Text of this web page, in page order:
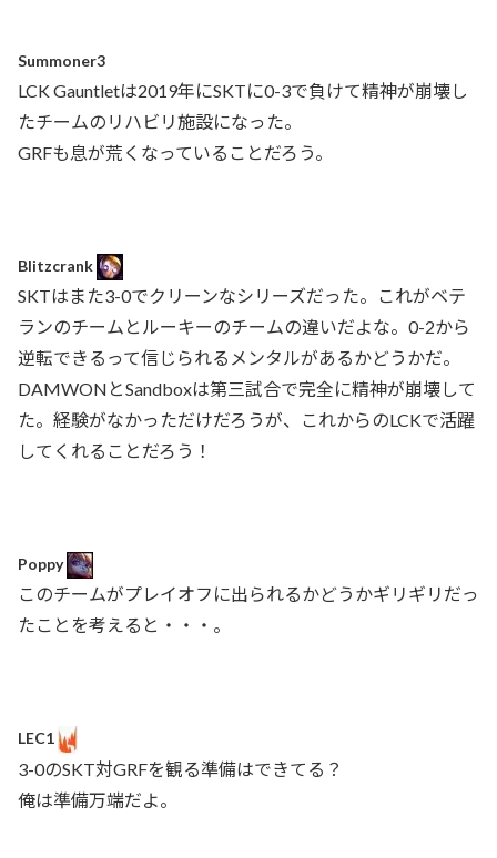
Summoner3
LCK Gauntletは2019年にSKTに0-3で負けて精神が崩壊し
たチームのリハビリ施設になった。
GRFも息が荒くなっていることだろう。
Blitzcrank
SKTはまた3-0でクリーンなシリーズだった。これがベテ
ランのチームとルーキーのチームの違いだよな。0-2から
逆転できるって信じられるメンタルがあるかどうかだ。
DAMWONとSandboxは第三試合で完全に精神が崩壊して
た。経験がなかっただけだろうが、これからのLCKで活躍
してくれることだろう！
Poppy
このチームがプレイオフに出られるかどうかギリギリだっ
たことを考えると・・・。
LEC1
3-0のSKT対GRFを観る準備はできてる？
俺は準備万端だよ。